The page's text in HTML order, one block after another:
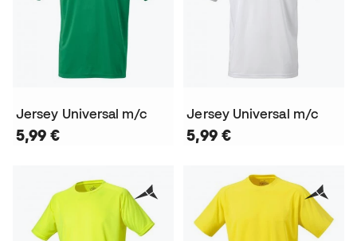
Jersey Universal m/c
5,99 €
Jersey Universal m/c
5,99 €